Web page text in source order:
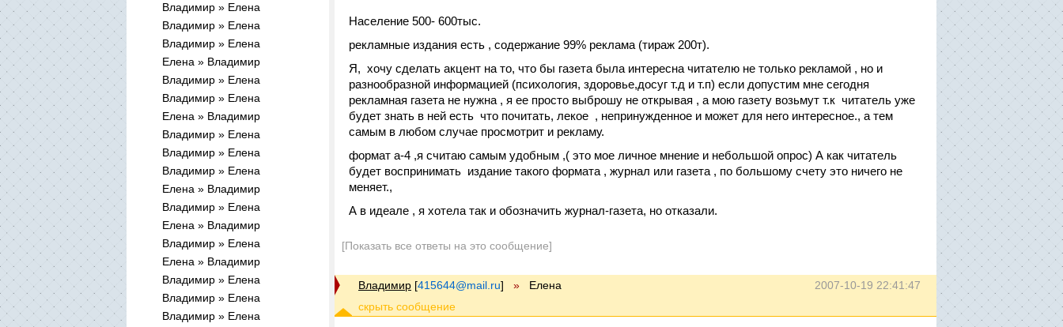
Владимир » Елена
Владимир » Елена
Владимир » Елена
Елена » Владимир
Владимир » Елена
Владимир » Елена
Елена » Владимир
Владимир » Елена
Владимир » Елена
Владимир » Елена
Елена » Владимир
Владимир » Елена
Елена » Владимир
Владимир » Елена
Елена » Владимир
Владимир » Елена
Владимир » Елена
Владимир » Елена
Население 500- 600тыс.
рекламные издания есть , содержание 99% реклама (тираж 200т).
Я, хочу сделать акцент на то, что бы газета была интересна читателю не только рекламой , но и
разнообразной информацией (психология, здоровье,досуг т.д и т.п) если допустим мне сегодня
рекламная газета не нужна , я ее просто выброшу не открывая , а мою газету возьмут т.к читатель уже
будет знать в ней есть что почитать, лекое , непринужденное и может для него интересное., а тем
самым в любом случае просмотрит и рекламу.
формат а-4 ,я считаю самым удобным ,( это мое личное мнение и небольшой опрос) А как читатель
будет воспринимать издание такого формата , журнал или газета , по большому счету это ничего не
меняет.,
А в идеале , я хотела так и обозначить журнал-газета, но отказали.
[Показать все ответы на это сообщение]
2007-10-19 22:41:47
Владимир [415644@mail.ru] » Елена